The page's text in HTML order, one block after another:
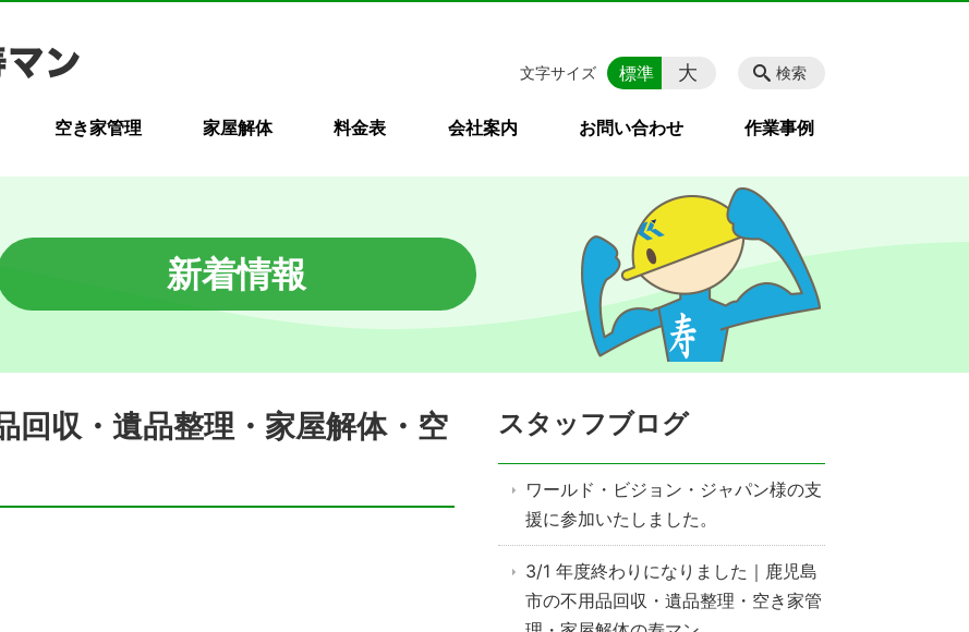
空き家管理 家屋解体 料金表 会社案内 お問い合わせ 作業事例
検索
文字サイズ 標準 大
新着情報
収・遺品整理・家屋解体・空
スタッフブログ
ワールド・ビジョン・ジャパン様の支
援に参加いたしました。
3/1 年度終わりになりました｜鹿児島
市の不用品回収・遺品整理・空き家管